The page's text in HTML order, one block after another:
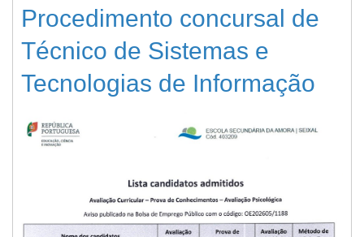
Procedimento concursal de
Técnico de Sistemas e
Tecnologias de Informação